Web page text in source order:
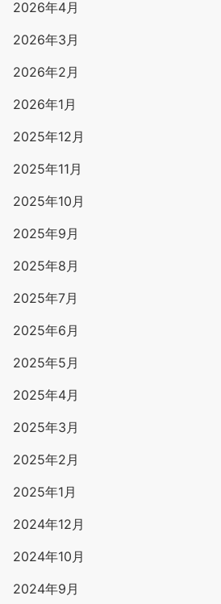
2026年4月
2026年3月
2026年2月
2026年1月
2025年12月
2025年11月
2025年10月
2025年9月
2025年8月
2025年7月
2025年6月
2025年5月
2025年4月
2025年3月
2025年2月
2025年1月
2024年12月
2024年10月
2024年9月